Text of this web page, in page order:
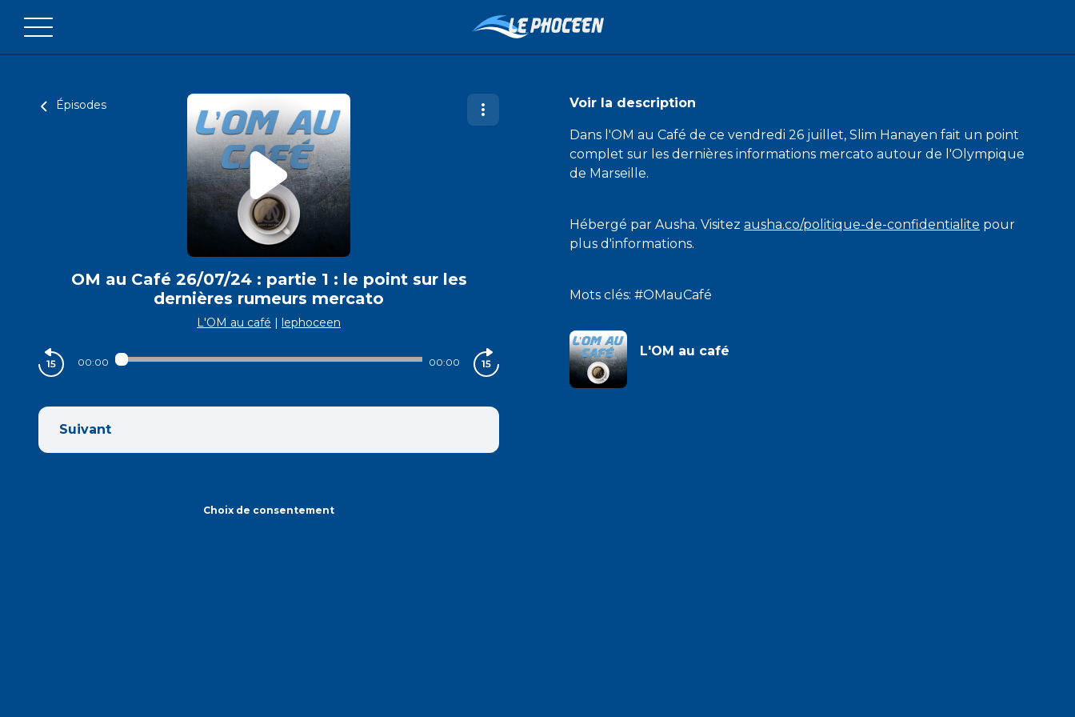
Épisodes
OM au Café 26/07/24 : partie 1 : le point sur les
dernières rumeurs mercato
L'OM au café | lephoceen
00:00 00:00
Suivant
Choix de consentement
Voir la description
Dans l'OM au Café de ce vendredi 26 juillet, Slim Hanayen fait un point
complet sur les dernières informations mercato autour de l'Olympique
de Marseille.
Hébergé par Ausha. Visitez ausha.co/politique-de-confidentialite pour
plus d'informations.
Mots clés: #OMauCafé
L'OM au café